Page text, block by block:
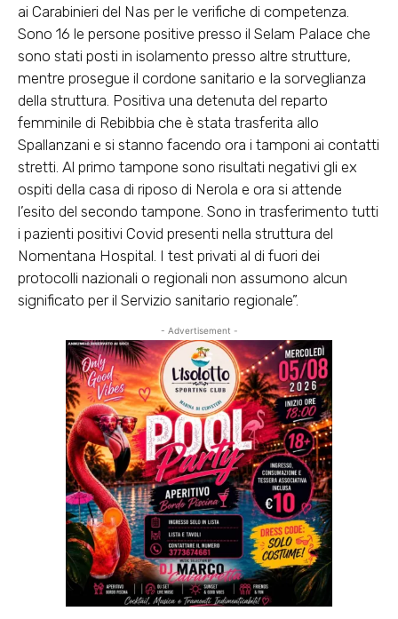
ai Carabinieri del Nas per le verifiche di competenza.
Sono 16 le persone positive presso il Selam Palace che
sono stati posti in isolamento presso altre strutture,
mentre prosegue il cordone sanitario e la sorveglianza
della struttura. Positiva una detenuta del reparto
femminile di Rebibbia che è stata trasferita allo
Spallanzani e si stanno facendo ora i tamponi ai contatti
stretti. Al primo tampone sono risultati negativi gli ex
ospiti della casa di riposo di Nerola e ora si attende
l’esito del secondo tampone. Sono in trasferimento tutti
i pazienti positivi Covid presenti nella struttura del
Nomentana Hospital. I test privati al di fuori dei
protocolli nazionali o regionali non assumono alcun
significato per il Servizio sanitario regionale”.
- Advertisement -